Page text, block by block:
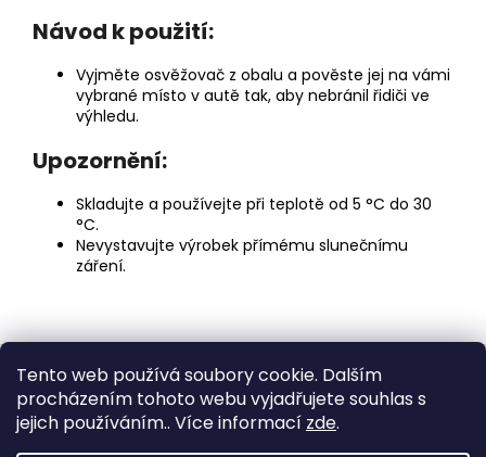
Tento web používá soubory cookie. Dalším
procházením tohoto webu vyjadřujete souhlas s
jejich používáním.. Více informací zde.
Návod k použití:
Vyjměte osvěžovač z obalu a pověste jej na vámi
vybrané místo v autě tak, aby nebránil řidiči ve
výhledu.
Upozornění:
Skladujte a používejte při teplotě od 5 °C do 30
°C.
Nevystavujte výrobek přímému slunečnímu
záření.
Z
a
Medic Czech